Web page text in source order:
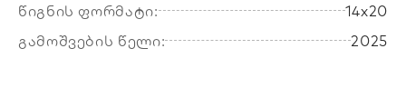
წიგნის ფორმატი:
14x20
გამოშვების წელი:
2025